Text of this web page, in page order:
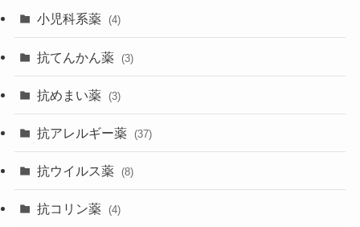
小児科系薬 (4)
抗てんかん薬 (3)
抗めまい薬 (3)
抗アレルギー薬 (37)
抗ウイルス薬 (8)
抗コリン薬 (4)